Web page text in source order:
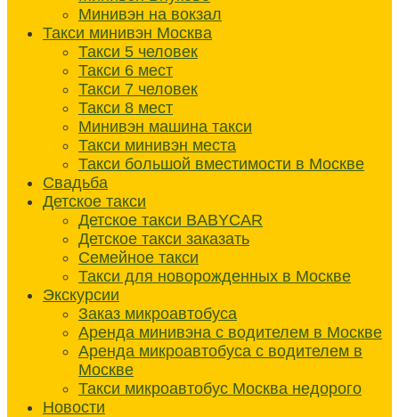
Минивэн на вокзал
Такси минивэн Москва
Такси 5 человек
Такси 6 мест
Такси 7 человек
Такси 8 мест
Минивэн машина такси
Такси минивэн места
Такси большой вместимости в Москве
Свадьба
Детское такси
Детское такси BABYCAR
Детское такси заказать
Семейное такси
Такси для новорожденных в Москве
Экскурсии
Заказ микроавтобуса
Аренда минивэна с водителем в Москве
Аренда микроавтобуса с водителем в
Москве
Такси микроавтобус Москва недорого
Новости